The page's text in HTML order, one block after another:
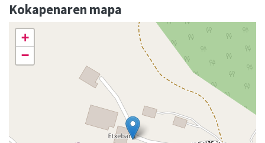
Kokapenaren mapa
+
−